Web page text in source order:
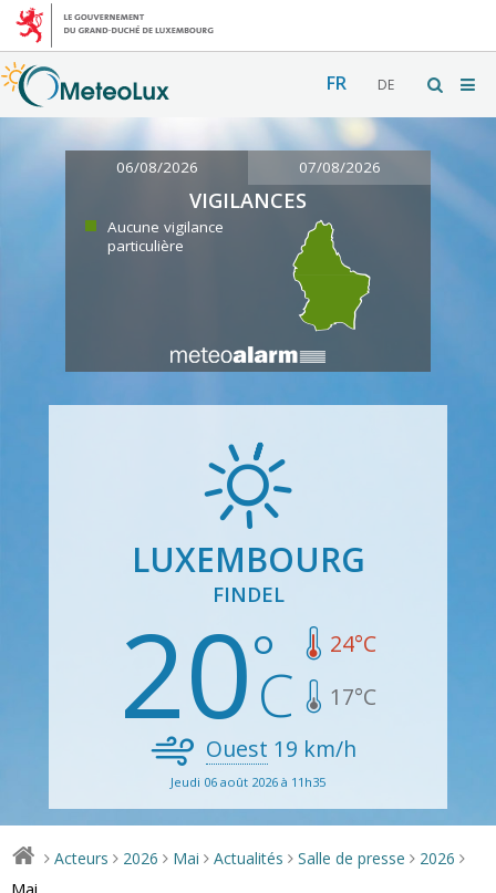
FR DE
06/08/2026 07/08/2026
VIGILANCES
Aucune vigilance
particulière
LUXEMBOURG
FINDEL
20 24°C
17°C
Ouest 19 km/h
Jeudi 06 août 2026 à 11h35
> Acteurs > 2026 > Mai > Actualités > Salle de presse > 2026 >
Mai